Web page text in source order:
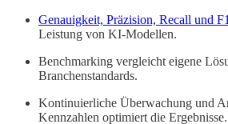
Genauigkeit, Präzision, Recall und
Leistung von KI-Modellen.
Benchmarking vergleicht eigene
Branchenstandards.
Kontinuierliche Überwachung und
Kennzahlen optimiert die Ergebnisse.